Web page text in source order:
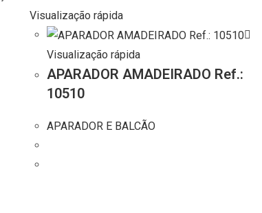
Visualização rápida
Visualização rápida
APARADOR AMADEIRADO Ref.:
10510
APARADOR E BALCÃO